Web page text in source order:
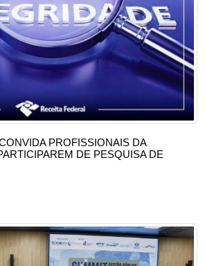
PROFISSIONAIS DA
DE PESQUISA DE